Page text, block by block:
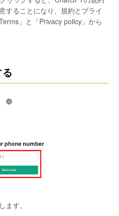
することになり、規約とプライ
」と「Privacy policy」から
ます。